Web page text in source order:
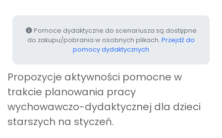
Pomoce dydaktyczne do scenariusza są dostępne
do zakupu/pobrania w osobnych plikach. Przejdź do
pomocy dydaktycznych
Propozycje aktywności pomocne w
trakcie planowania pracy
wychowawczo-dydaktycznej dla dzieci
starszych na styczeń.